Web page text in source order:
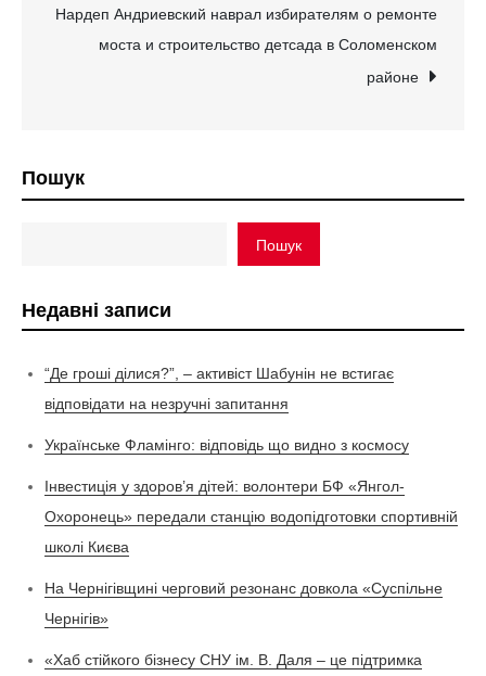
Нардеп Андриевский наврал избирателям о ремонте
моста и строительство детсада в Соломенском
районе
Пошук
Пошук
Недавні записи
“Де гроші ділися?”, – активіст Шабунін не встигає
відповідати на незручні запитання
Українське Фламінго: відповідь що видно з космосу
Інвестиція у здоров’я дітей: волонтери БФ «Янгол-
Охоронець» передали станцію водопідготовки спортивній
школі Києва
На Чернігівщині черговий резонанс довкола «Суспільне
Чернігів»
«Хаб стійкого бізнесу СНУ ім. В. Даля – це підтримка